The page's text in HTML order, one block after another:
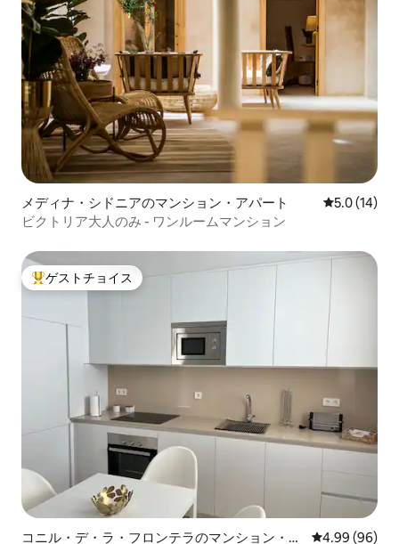
メディナ・シドニアのマンション・アパート レビュー14
5.0 (14)
ビクトリア大人のみ - ワンルームマンション
大好評のゲストチョイスです。
ゲストチョイス
コニル・デ・ラ・フロンテラのマンション・ア
レビュー96件
4.99 (96)